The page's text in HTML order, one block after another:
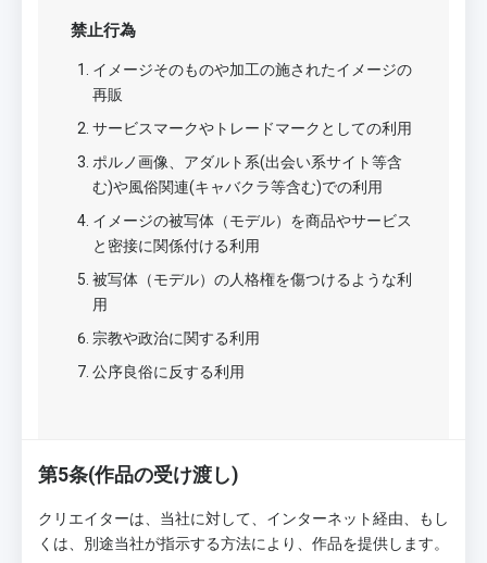
禁止行為
イメージそのものや加工の施されたイメージの
再販
サービスマークやトレードマークとしての利用
ポルノ画像、アダルト系(出会い系サイト等含
む)や風俗関連(キャバクラ等含む)での利用
イメージの被写体（モデル）を商品やサービス
と密接に関係付ける利用
被写体（モデル）の人格権を傷つけるような利
用
宗教や政治に関する利用
公序良俗に反する利用
第5条(作品の受け渡し)
クリエイターは、当社に対して、インターネット経由、もし
くは、別途当社が指示する方法により、作品を提供します。